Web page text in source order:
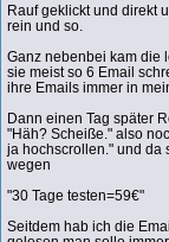
Rauf geklickt und direkt
rein und so.
Ganz nebenbei kam die
sie meist so 6 Email
ihre Emails immer in
Dann einen Tag später
"Häh? Scheiße." also
ja hochscrollen." und da
wegen
"30 Tage testen=59€"
Seitdem hab ich die